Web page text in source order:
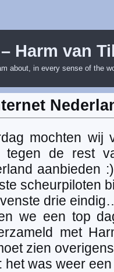
Harm van
about, in every sense of the
mochten wij
tegen de rest
aanbieden
scheurpiloten
drie
we een top
met
zien
: het was weer